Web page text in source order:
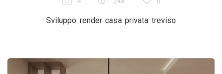
Sviluppo render casa privata treviso